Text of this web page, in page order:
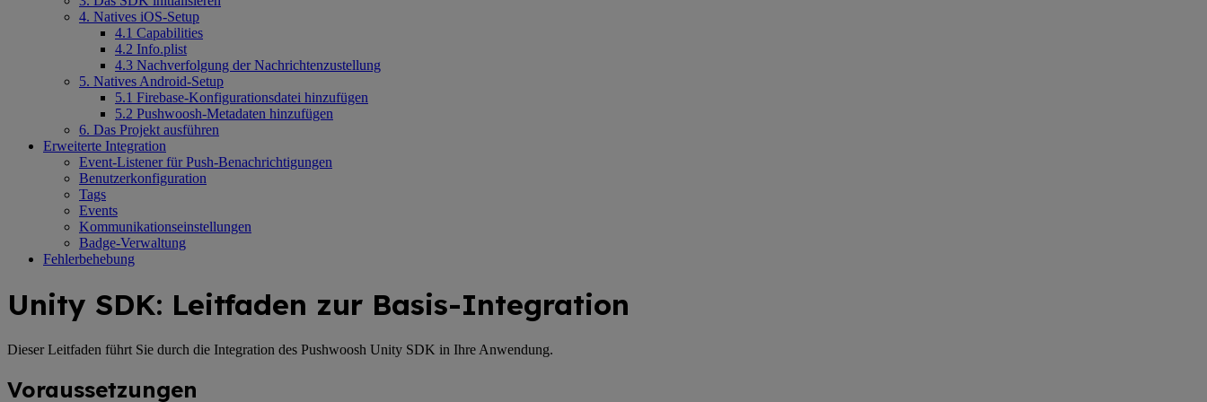
4. Natives iOS-Setup
4.1 Capabilities
4.2 Info.plist
4.3 Nachverfolgung der Nachrichtenzustellung
5. Natives Android-Setup
5.1 Firebase-Konfigurationsdatei hinzufügen
5.2 Pushwoosh-Metadaten hinzufügen
6. Das Projekt ausführen
Erweiterte Integration
Event-Listener für Push-Benachrichtigungen
Benutzerkonfiguration
Tags
Events
Kommunikationseinstellungen
Badge-Verwaltung
Fehlerbehebung
Unity SDK: Leitfaden zur Basis-Integration
Dieser Leitfaden führt Sie durch die Integration des Pushwoosh Unity SDK in Ihre Anwendung.
Voraussetzungen